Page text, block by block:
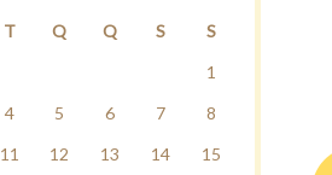
T Q Q S
S
1
4 5 6 7
8
11 12 13 14
15